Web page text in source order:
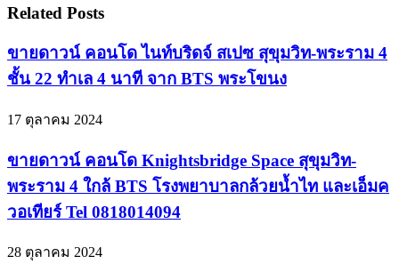
Related Posts
ขายดาวน์ คอนโด ไนท์บริดจ์ สเปซ สุขุมวิท-พระราม 4
ชั้น 22 ทำเล 4 นาที จาก BTS พระโขนง
17 ตุลาคม 2024
ขายดาวน์ คอนโด Knightsbridge Space สุขุมวิท-
พระราม 4 ใกล้ BTS โรงพยาบาลกล้วยน้ำไท และเอ็มค
วอเทียร์ Tel 0818014094
28 ตุลาคม 2024